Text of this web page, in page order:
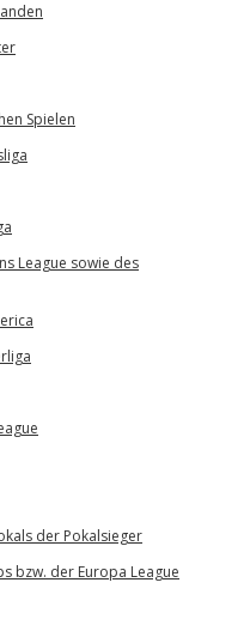
Spielen
League sowie des
der Pokalsieger
bzw. der Europa League